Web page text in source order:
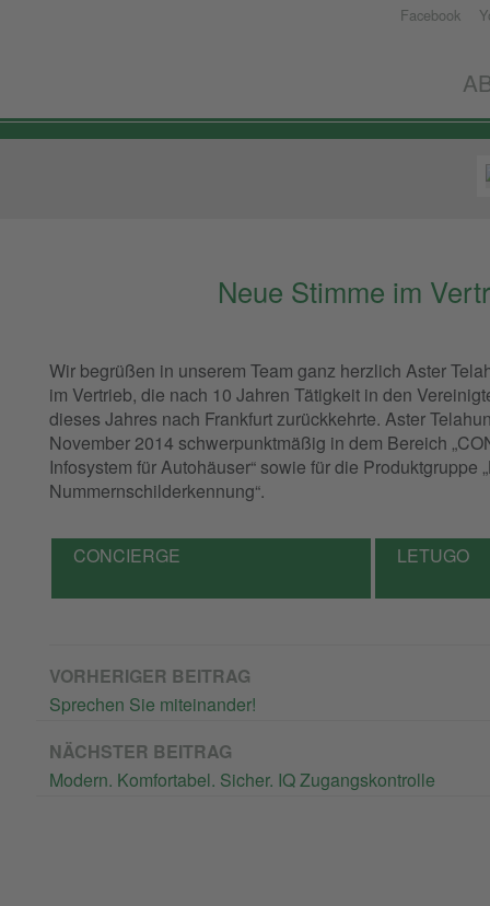
Elektronische
Bauelemente
Facebook
Neue Stimme im
Wir begrüßen in unserem Team ganz herzlich Aster
im Vertrieb, die nach 10 Jahren Tätigkeit in den
dieses Jahres nach Frankfurt zurückkehrte. Aster
November 2014 schwerpunktmäßig in dem Bereich
Infosystem für Autohäuser“ sowie für die Produktgruppe
Nummernschilderkennung“.
CONCIERGE LETUGO
VORHERIGER BEITRAG
Sprechen Sie miteinander!
NÄCHSTER BEITRAG
Modern. Komfortabel. Sicher. IQ Zugangskontrolle